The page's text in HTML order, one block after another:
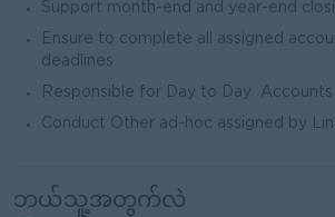
Support month-end and year-end
Ensure to complete all assigned
deadlines
Responsible for Day to Day Accounts
Conduct Other ad-hoc assigned by
ဘယ်သူ့အတွက်လဲ